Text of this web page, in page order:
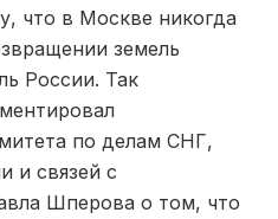
что в Москве никогда
земель
России. Так
по делам СНГ,
и связей с
Шперова о том, что